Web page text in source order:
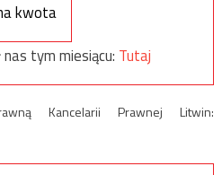
kwota
tym miesiącu: Tutaj
Kancelarii Prawnej Litwin: